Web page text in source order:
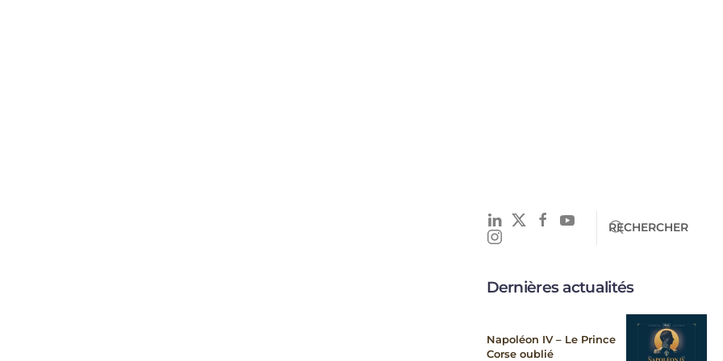
Dernières actualités
Napoléon IV – Le Prince
Corse oublié